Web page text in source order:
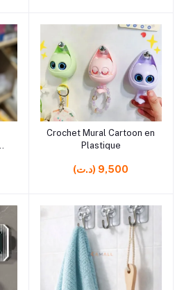
rrrrrr18 rrrrrr29
Ajouter au panier
Crochet Mural Cartoon en
Plastique
(د.ت) 9,500